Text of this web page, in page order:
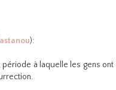
):
période à laquelle les gens ont